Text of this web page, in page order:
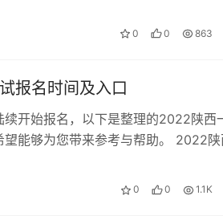
0 0 863
报名时间及入口
开始报名，以下是整理的2022陕西
能够为您带来参考与帮助。 2022陕
0 0 1.1K